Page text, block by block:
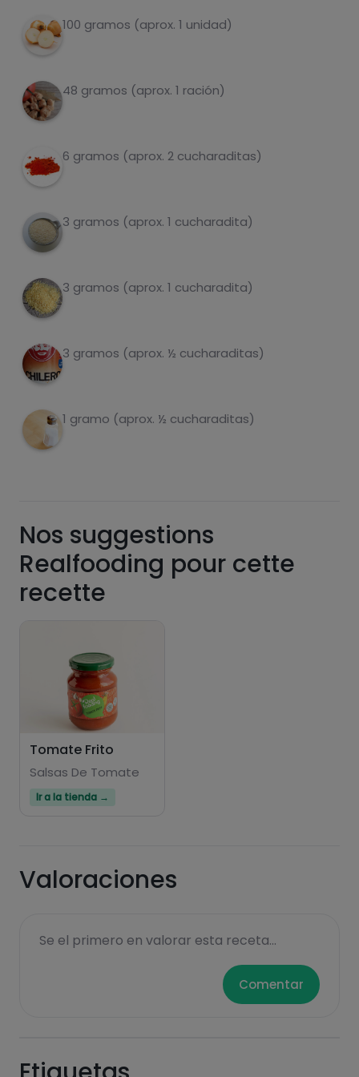
100 gramos (aprox. 1 unidad)
48 gramos (aprox. 1 ración)
6 gramos (aprox. 2 cucharaditas)
3 gramos (aprox. 1 cucharadita)
3 gramos (aprox. 1 cucharadita)
3 gramos (aprox. ½ cucharaditas)
1 gramo (aprox. ½ cucharaditas)
sucres
Hazte PLUS para ver la información nutricional
funcionalidades PLUS.
Nos suggestions
Realfooding pour cette
recette
Tomate Frito
Salsas De Tomate
Ir a la tienda →
Valoraciones
Se el primero en valorar esta receta...
Comentar